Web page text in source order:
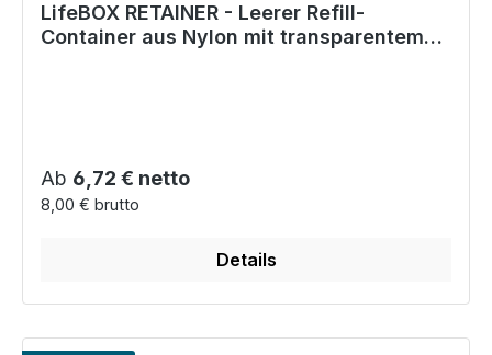
LifeBOX RETAINER - Leerer Refill-
Container aus Nylon mit transparentem
Regulärer Preis:
Ab 6,72 € netto
8,00 € brutto
Details